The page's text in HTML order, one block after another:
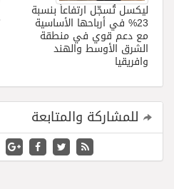
ليكسل تُسجّل ارتفاعاً بنسبة
23% في أرباحها الأساسية
مع دعم قوي في منطقة
الشرق الأوسط والهند
وافريقيا
للمشاركة والمتابعة